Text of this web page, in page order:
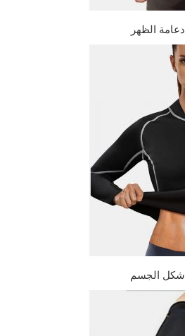
دعامة الظهر
شكل الجسم